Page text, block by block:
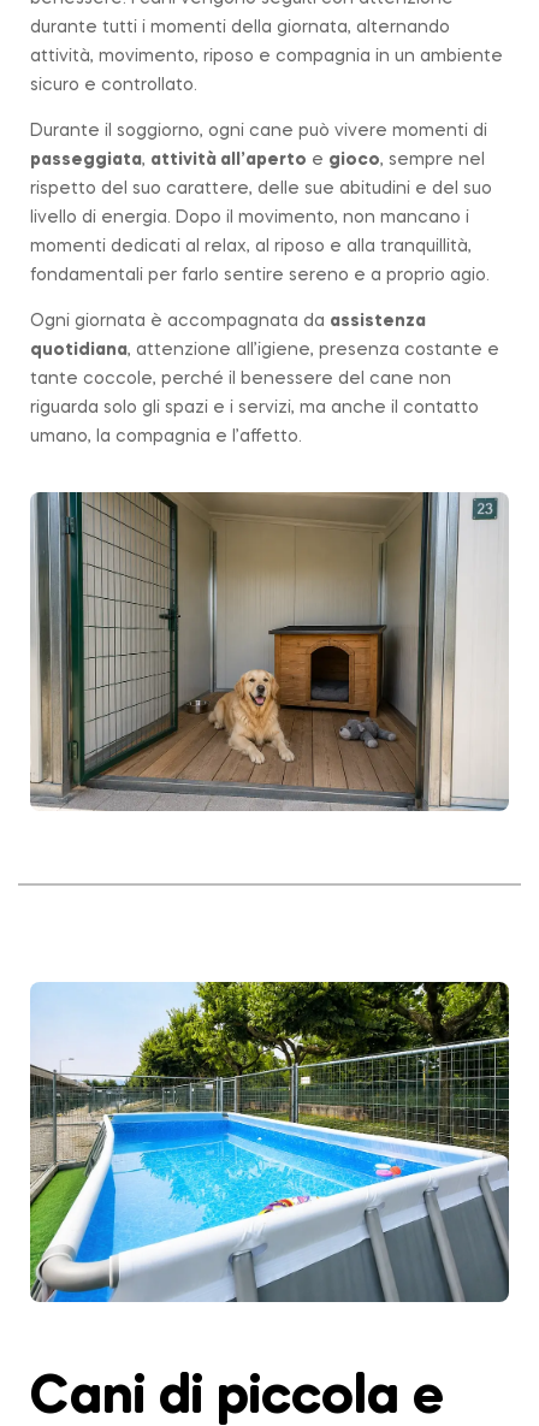
durante tutti i momenti della giornata, alternando
attività, movimento, riposo e compagnia in un ambiente
sicuro e controllato.
Durante il soggiorno, ogni cane può vivere momenti di
passeggiata, attività all’aperto e gioco, sempre nel
rispetto del suo carattere, delle sue abitudini e del suo
livello di energia. Dopo il movimento, non mancano i
momenti dedicati al relax, al riposo e alla tranquillità,
fondamentali per farlo sentire sereno e a proprio agio.
Ogni giornata è accompagnata da assistenza
quotidiana, attenzione all’igiene, presenza costante e
tante coccole, perché il benessere del cane non
riguarda solo gli spazi e i servizi, ma anche il contatto
umano, la compagnia e l’affetto.
Cani di piccola e